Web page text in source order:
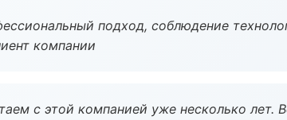
подход, соблюдение
компании
с этой компанией уже несколько лет.